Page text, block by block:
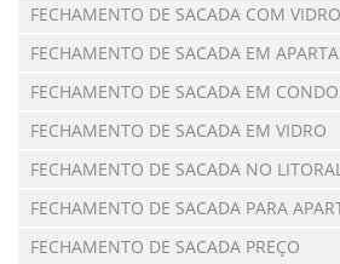
FECHAMENTO DE SACADA COM VIDRO
FECHAMENTO DE SACADA EM
FECHAMENTO DE SACADA EM
FECHAMENTO DE SACADA EM VIDRO
FECHAMENTO DE SACADA NO
FECHAMENTO DE SACADA PARA
FECHAMENTO DE SACADA PREÇO